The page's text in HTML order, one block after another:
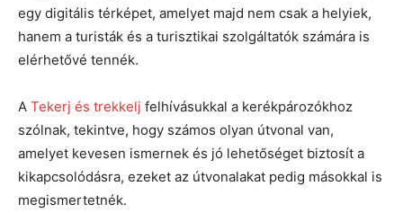
egy digitális térképet, amelyet majd nem csak a helyiek,
hanem a turisták és a turisztikai szolgáltatók számára is
elérhetővé tennék.
A Tekerj és trekkelj felhívásukkal a kerékpározókhoz
szólnak, tekintve, hogy számos olyan útvonal van,
amelyet kevesen ismernek és jó lehetőséget biztosít a
kikapcsolódásra, ezeket az útvonalakat pedig másokkal is
megismertetnék.